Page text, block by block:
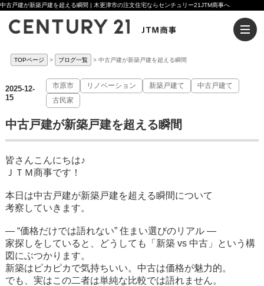
中古戸建が新築戸建を超える瞬間 | 木更津市の注文住宅ならセンチュリー21JTM商事へ
TOPページ ブログ一覧 中古戸建が新築戸建を超える瞬間
2025-12-
15
市原市 リノベーション 新築戸建て
中古戸建て
古民家
中古戸建が新築戸建を超える瞬間
皆さんこんにちは♪
ＪＴＭ商事です！
本日は中古戸建が新築戸建を超える瞬間について
考察していきます。
― “価格だけでは語れない” 住まい選びのリアル ―
家探しをしていると、どうしても「新築 vs 中古」という構
図にぶつかります。
新築はピカピカで気持ちいい。中古は価格が魅力的。
でも、実はこの二者は単純な比較では語れません。